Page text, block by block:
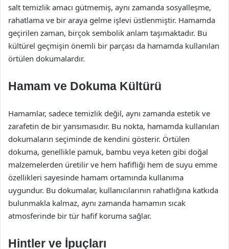
salt temizlik amacı gütmemiş, aynı zamanda sosyalleşme,
rahatlama ve bir araya gelme işlevi üstlenmiştir. Hamamda
geçirilen zaman, birçok sembolik anlam taşımaktadır. Bu
kültürel geçmişin önemli bir parçası da hamamda kullanılan
örtülen dokumalardır.
Hamam ve Dokuma Kültürü
Hamamlar, sadece temizlik değil, aynı zamanda estetik ve
zarafetin de bir yansımasıdır. Bu nokta, hamamda kullanılan
dokumaların seçiminde de kendini gösterir. Örtülen
dokuma, genellikle pamuk, bambu veya keten gibi doğal
malzemelerden üretilir ve hem hafifliği hem de suyu emme
özellikleri sayesinde hamam ortamında kullanıma
uygundur. Bu dokumalar, kullanıcılarının rahatlığına katkıda
bulunmakla kalmaz, aynı zamanda hamamın sıcak
atmosferinde bir tür hafif koruma sağlar.
Hintler ve İpuçları